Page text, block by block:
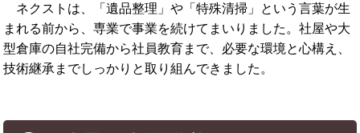
ネクストは、「遺品整理」や「特殊清掃」という言葉が生
まれる前から、専業で事業を続けてまいりました。社屋や大
型倉庫の自社完備から社員教育まで、必要な環境と心構え、
技術継承までしっかりと取り組んできました。